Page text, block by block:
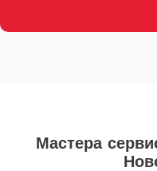
Мастера